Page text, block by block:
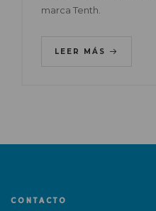
marca Tenth.
LEER MÁS
CONTACTO